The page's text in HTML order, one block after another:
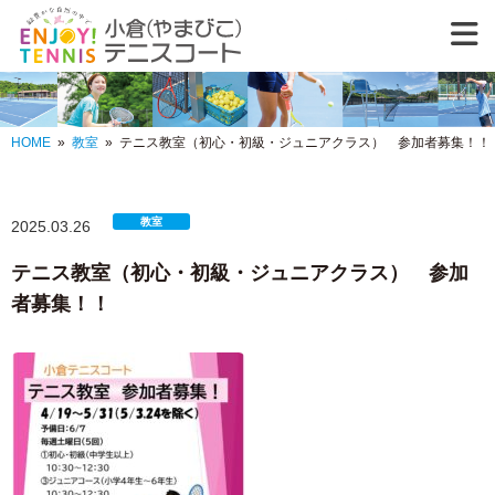
HOME » 教室 » テニス教室（初心・初級・ジュニアクラス） 参加者募集！！
2025.03.26 教室
テニス教室（初心・初級・ジュニアクラス） 参加
者募集！！